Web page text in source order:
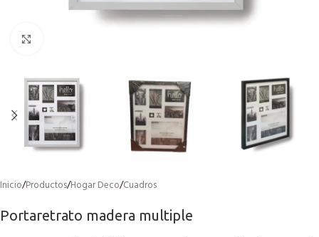
Inicio/Productos/Hogar Deco/Cuadros
Portaretrato madera multiple